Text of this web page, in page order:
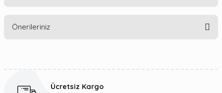
Önerileriniz
Görüş ve önerileriniz için teşekkür ederiz.
Ücretsiz Kargo